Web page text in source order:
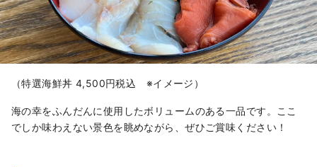
（特選海鮮丼 4,500円税込 ※イメージ）
海の幸をふんだんに使用したボリュームのある一品です。ここ
でしか味わえない景色を眺めながら、ぜひご賞味ください！